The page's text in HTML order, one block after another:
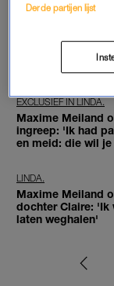
ADVERTORIAL
dit event
taboe rondom
EXCLUSIEF IN LINDA.
Maxime Meiland
ingreep: 'Ik had
en meid: die wil
LINDA.
Maxime Meiland
dochter Claire: 'Ik
laten weghalen'
Derde partijen lijst